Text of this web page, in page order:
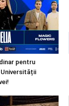
pentru